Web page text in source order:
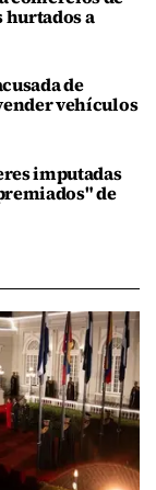
a
de
vehículos
imputadas
de